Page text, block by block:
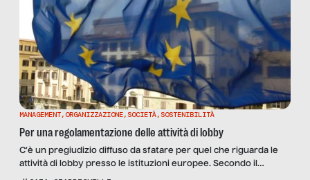
MANAGEMENT,ORGANIZZAZIONE, SOCIETÀ, SOSTENIBILITÀ
Per una regolamentazione delle attività di lobby
C’è un pregiudizio diffuso da sfatare per quel che riguarda le
attività di lobby presso le istituzioni europee. Secondo il
Vicepresidente del Parlamento europeo Rainer Wieland: “in